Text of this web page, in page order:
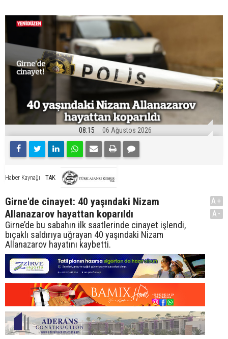
08:15 06 Ağustos 2026
Haber Kaynağı TAK
Girne'de cinayet: 40 yaşındaki Nizam
Allanazarov hayattan koparıldı
Girne’de bu sabahın ilk saatlerinde cinayet işlendi,
bıçaklı saldırıya uğrayan 40 yaşındaki Nizam
Allanazarov hayatını kaybetti.
A+
A-